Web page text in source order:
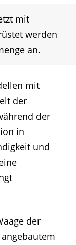
mit
werden
an.
mit
der
der
in
und
der